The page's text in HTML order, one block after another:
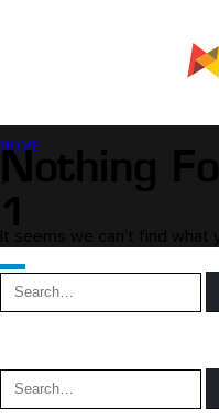
HOME
Nothing